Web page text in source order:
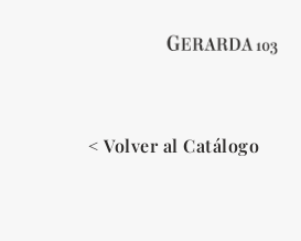
< Volver al Catálogo